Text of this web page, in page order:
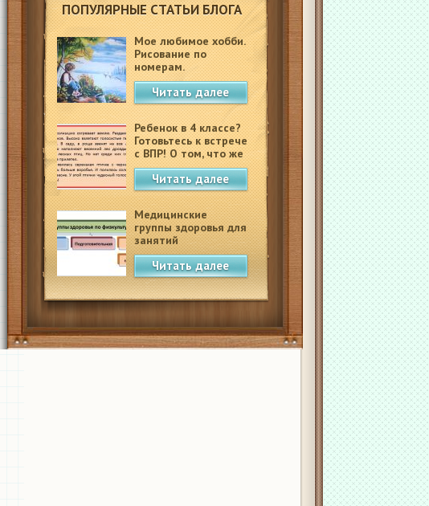
ПОПУЛЯРНЫЕ СТАТЬИ БЛОГА
Мое любимое хобби.
Рисование по
номерам.
Читать далее
Ребенок в 4 классе?
Готовьтесь к встрече
с ВПР! О том, что же
это такое.
Читать далее
Медицинские
группы здоровья для
занятий
физкультурой в
школеЧитать далее